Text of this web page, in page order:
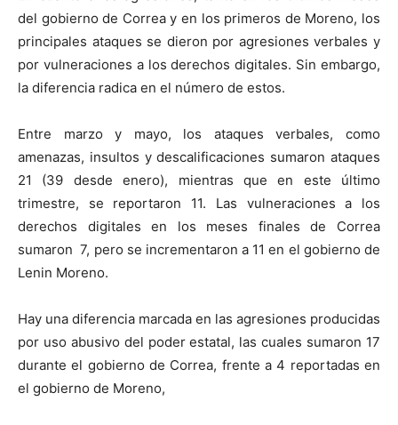
del gobierno de Correa y en los primeros de Moreno, los
principales ataques se dieron por agresiones verbales y
por vulneraciones a los derechos digitales. Sin embargo,
la diferencia radica en el número de estos.
Entre marzo y mayo, los ataques verbales, como
amenazas, insultos y descalificaciones sumaron ataques
21 (39 desde enero), mientras que en este último
trimestre, se reportaron 11. Las vulneraciones a los
derechos digitales en los meses finales de Correa
sumaron 7, pero se incrementaron a 11 en el gobierno de
Lenin Moreno.
Hay una diferencia marcada en las agresiones producidas
por uso abusivo del poder estatal, las cuales sumaron 17
durante el gobierno de Correa, frente a 4 reportadas en
el gobierno de Moreno,